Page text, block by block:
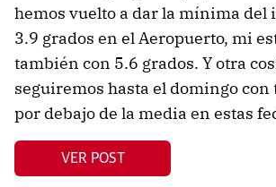
hemos vuelto a dar la mínima del
3.9 grados en el Aeropuerto, mi
también con 5.6 grados. Y otra
seguiremos hasta el domingo
por debajo de la media en estas
VER POST